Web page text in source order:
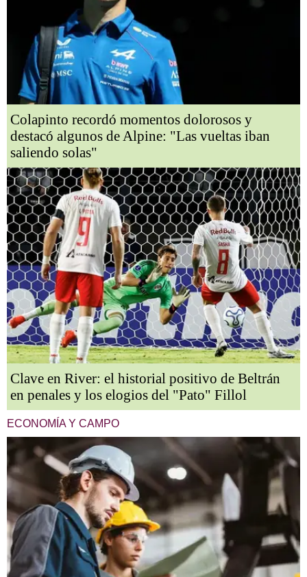
Colapinto recordó momentos dolorosos y
destacó algunos de Alpine: "Las vueltas iban
saliendo solas"
Clave en River: el historial positivo de Beltrán
en penales y los elogios del "Pato" Fillol
ECONOMÍA Y CAMPO